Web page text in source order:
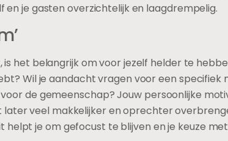
je gasten overzichtelijk en laagdrempelig.
het belangrijk om voor jezelf helder te
Wil je aandacht vragen voor een
de gemeenschap? Jouw persoonlijke
later veel makkelijker en oprechter
helpt je om gefocust te blijven en je keuze